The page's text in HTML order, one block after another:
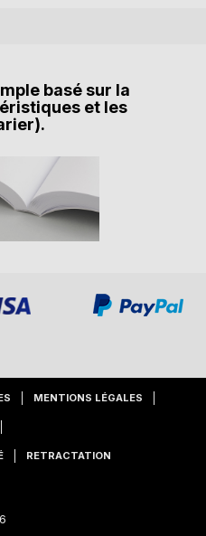
basé sur la
et les
MENTIONS LÉGALES
RETRACTATION